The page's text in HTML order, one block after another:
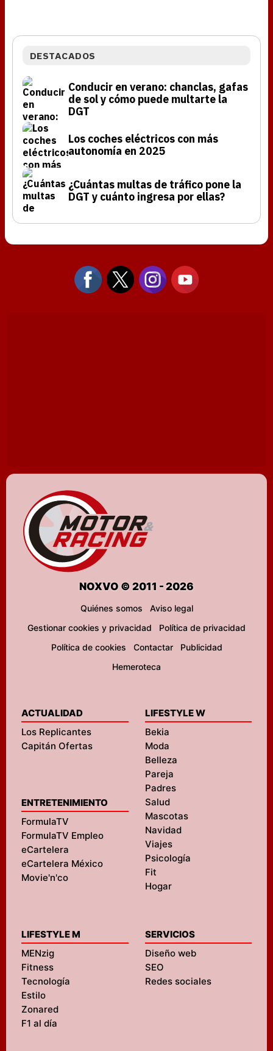
DESTACADOS
Conducir en verano: chanclas, gafas
de sol y cómo puede multarte la
DGT
Los coches eléctricos con más
autonomía en 2025
¿Cuántas multas de tráfico pone la
DGT y cuánto ingresa por ellas?
NOXVO © 2011 - 2026
Quiénes somos
Aviso legal
Gestionar cookies y privacidad
Política de privacidad
Política de cookies
Contactar
Publicidad
Hemeroteca
ACTUALIDAD
Los Replicantes
Capitán Ofertas
ENTRETENIMIENTO
FormulaTV
FormulaTV Empleo
eCartelera
eCartelera México
Movie'n'co
LIFESTYLE W
Bekia
Moda
Belleza
Pareja
Padres
Salud
Mascotas
Navidad
Viajes
Psicología
Fit
Hogar
LIFESTYLE M
MENzig
Fitness
Tecnología
Estilo
Zonared
F1 al día
SERVICIOS
Diseño web
SEO
Redes sociales